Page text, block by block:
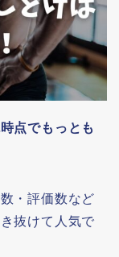
点でもっとも
・評価数など
抜けて人気で